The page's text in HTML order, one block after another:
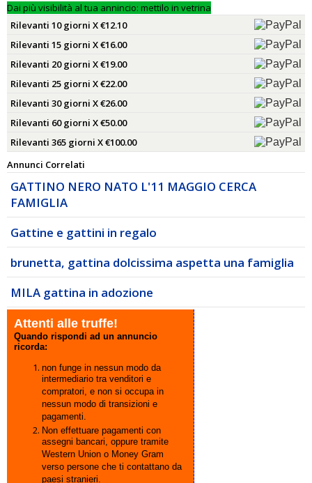
Dai più visibilità al tua annincio: mettilo in vetrina
Rilevanti 10 giorni X €12.10
Rilevanti 15 giorni X €16.00
Rilevanti 20 giorni X €19.00
Rilevanti 25 giorni X €22.00
Rilevanti 30 giorni X €26.00
Rilevanti 60 giorni X €50.00
Rilevanti 365 giorni X €100.00
Annunci Correlati
GATTINO NERO NATO L'11 MAGGIO CERCA
FAMIGLIA
Gattine e gattini in regalo
brunetta, gattina dolcissima aspetta una famiglia
MILA gattina in adozione
Attenti alle truffe!
Quando rispondi ad un annuncio
ricorda:
non funge in nessun modo da
intermediario tra venditori e
compratori, e non si occupa in
nessun modo di transizioni e
pagamenti.
Non effettuare pagamenti con
assegni bancari, oppure tramite
Western Union o Money Gram
verso persone che ti contattano da
paesi stranieri.